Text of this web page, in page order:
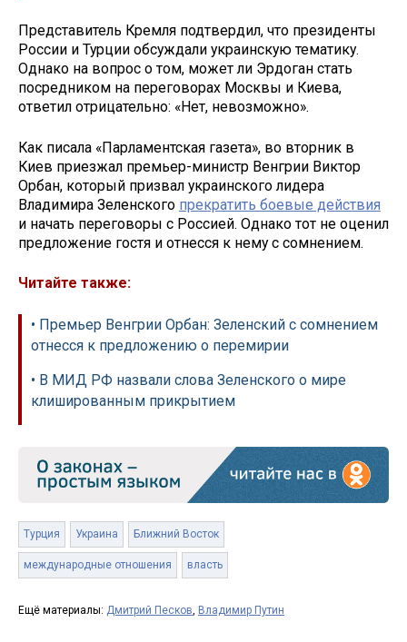
Представитель Кремля подтвердил, что президенты
России и Турции обсуждали украинскую тематику.
Однако на вопрос о том, может ли Эрдоган стать
посредником на переговорах Москвы и Киева,
ответил отрицательно: «Нет, невозможно».
Как писала «Парламентская газета», во вторник в
Киев приезжал премьер-министр Венгрии Виктор
Орбан, который призвал украинского лидера
Владимира Зеленского прекратить боевые действия
и начать переговоры с Россией. Однако тот не оценил
предложение гостя и отнесся к нему с сомнением.
Читайте также:
• Премьер Венгрии Орбан: Зеленский с сомнением
отнесся к предложению о перемирии
• В МИД РФ назвали слова Зеленского о мире
клишированным прикрытием
Турция Украина Ближний Восток
международные отношения власть
Ещё материалы: Дмитрий Песков, Владимир Путин